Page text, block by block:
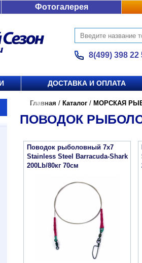
Фотогалерея
8(499) 398 22
ДОСТАВКА И ОПЛАТА
Главная / Каталог / МОРСКАЯ
ПОВОДОК
Поводок рыболовный 7х7
Stainless Steel Barracuda-Shark
200Lb/80кг 70см